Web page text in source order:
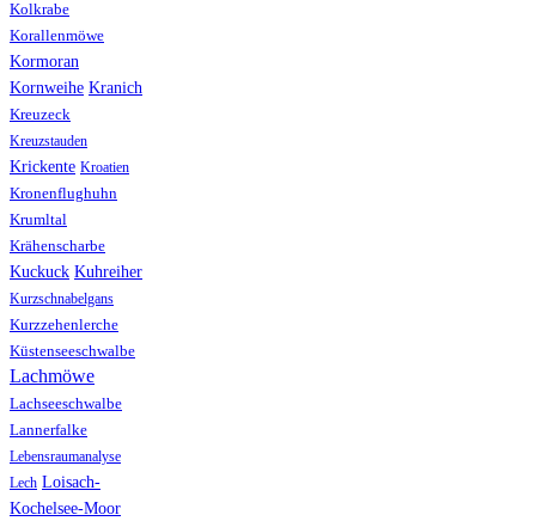
Kolkrabe
Korallenmöwe
Kormoran
Kornweihe Kranich
Kreuzeck
Kreuzstauden
Krickente Kroatien
Kronenflughuhn
Krumltal
Krähenscharbe
Kuckuck Kuhreiher
Kurzschnabelgans
Kurzzehenlerche
Küstenseeschwalbe
Lachmöwe
Lachseeschwalbe
Lannerfalke
Lebensraumanalyse
Lech Loisach-
Kochelsee-Moor